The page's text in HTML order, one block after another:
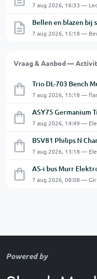
7 aug 2026, 16:33 —
Bellen en blazen bij
7 aug 2026, 15:18 —
Vraag & Aanbod —
Trio DL-703 Bench
7 aug 2026, 15:18 —
ASY75 Germanium
7 aug 2026, 14:49 —
BSV81 Philips N
7 aug 2026, 13:18 —
7 aug 2026, 08:08 —
Powered by